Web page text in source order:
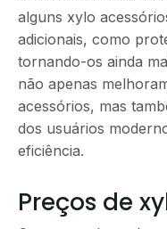
alguns xylo
adicionais, como
tornando-os ainda
não apenas
acessórios, mas
dos usuários
eficiência.
Preços de